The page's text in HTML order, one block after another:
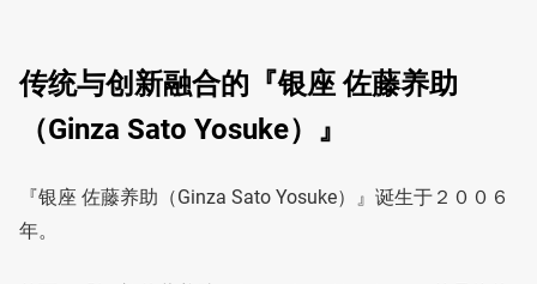
传统与创新融合的『银座 佐藤养助
（Ginza Sato Yosuke）』
『银座 佐藤养助（Ginza Sato Yosuke）』诞生于２００６
年。